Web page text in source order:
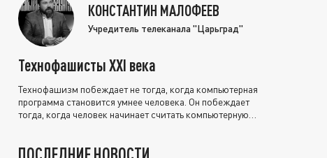
КОНСТАНТИН МАЛОФЕЕВ
Учредитель телеканала "Царьград"
Технофашисты XXI века
Технофашизм побеждает не тогда, когда компьютерная
программа становится умнее человека. Он побеждает
тогда, когда человек начинает считать компьютерную